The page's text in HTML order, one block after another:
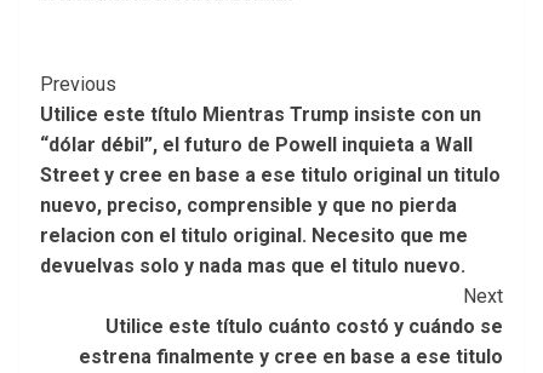
Post
Navigation
Previous
Utilice este título Mientras Trump insiste con un
“dólar débil”, el futuro de Powell inquieta a Wall
Street y cree en base a ese titulo original un titulo
nuevo, preciso, comprensible y que no pierda
relacion con el titulo original. Necesito que me
devuelvas solo y nada mas que el titulo nuevo.
Next
Utilice este título cuánto costó y cuándo se
estrena finalmente y cree en base a ese titulo